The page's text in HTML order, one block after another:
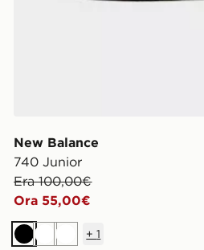
New Balance
740 Junior
Era 100,00€
Ora 55,00€
NeroBianco
Bianco
+1